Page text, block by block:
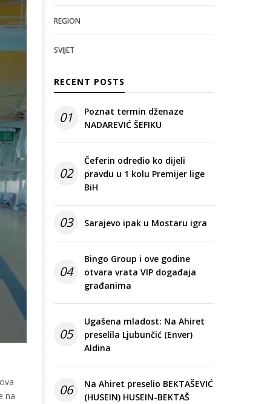
na
REGION
SVIJET
RECENT POSTS
01
Poznat termin dženaze
NADAREVIĆ ŠEFIKU
02
Čeferin odredio ko dijeli
pravdu u 1 kolu Premijer lige
BiH
03 Sarajevo ipak u Mostaru igra
04
Bingo Group i ove godine
otvara vrata VIP događaja
građanima
05
Ugašena mladost: Na Ahiret
preselila Ljubunčić (Enver)
Aldina
06
Na Ahiret preselio BEKTAŠEVIĆ
(HUSEIN) HUSEIN-BEKTAŠ